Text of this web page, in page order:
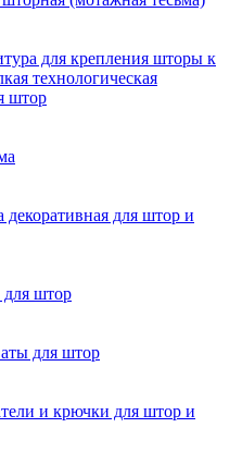
для крепления шторы к
технологическая
штор
декоративная для штор и
штор
для штор
и крючки для штор и